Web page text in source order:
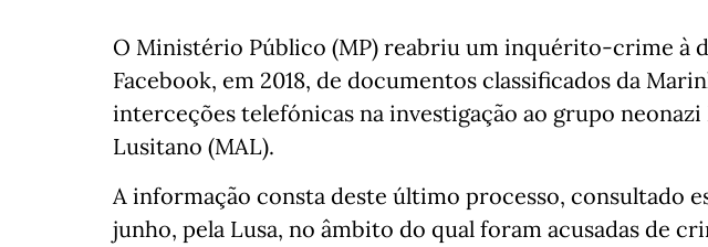
O Ministério Público (MP) reabriu um inquérito-crime à
Facebook, em 2018, de documentos classificados da
interceções telefónicas na investigação ao grupo
Lusitano (MAL).
A informação consta deste último processo, consultado
junho, pela Lusa, no âmbito do qual foram acusadas de